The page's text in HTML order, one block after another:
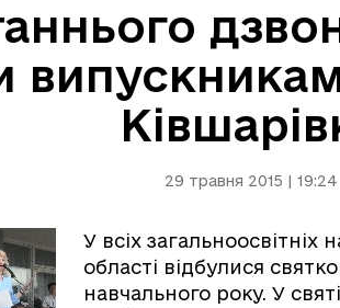
29 травня 2015 | 19:24
У всіх загальноосвітніх
області відбулися
навчального року. У